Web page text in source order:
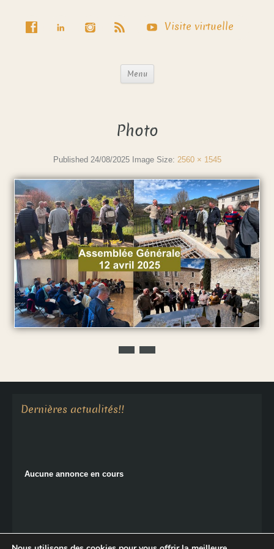
Visite virtuelle
Menu
Photo
Published 24/08/2025 Image Size: 2560 × 1545
Dernières actualités!!
Aucune annonce en cours
Aucune annonce en cours